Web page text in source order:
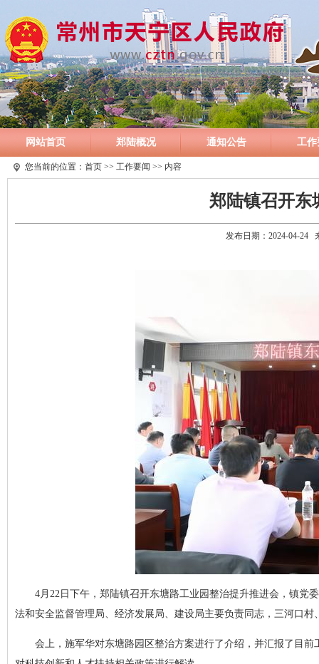
网站首页 郑陆概况 通知公告 工作
您当前的位置： 首页 >> 工作要闻 >> 内容
郑陆镇召开东
发布日期：2024-04-24
4月22日下午，郑陆镇召开东塘路工业园整治提升推进会，镇党
法和安全监督管理局、经济发展局、建设局主要负责同志，三河口
会上，施军华对东塘路园区整治方案进行了介绍，并汇报了目